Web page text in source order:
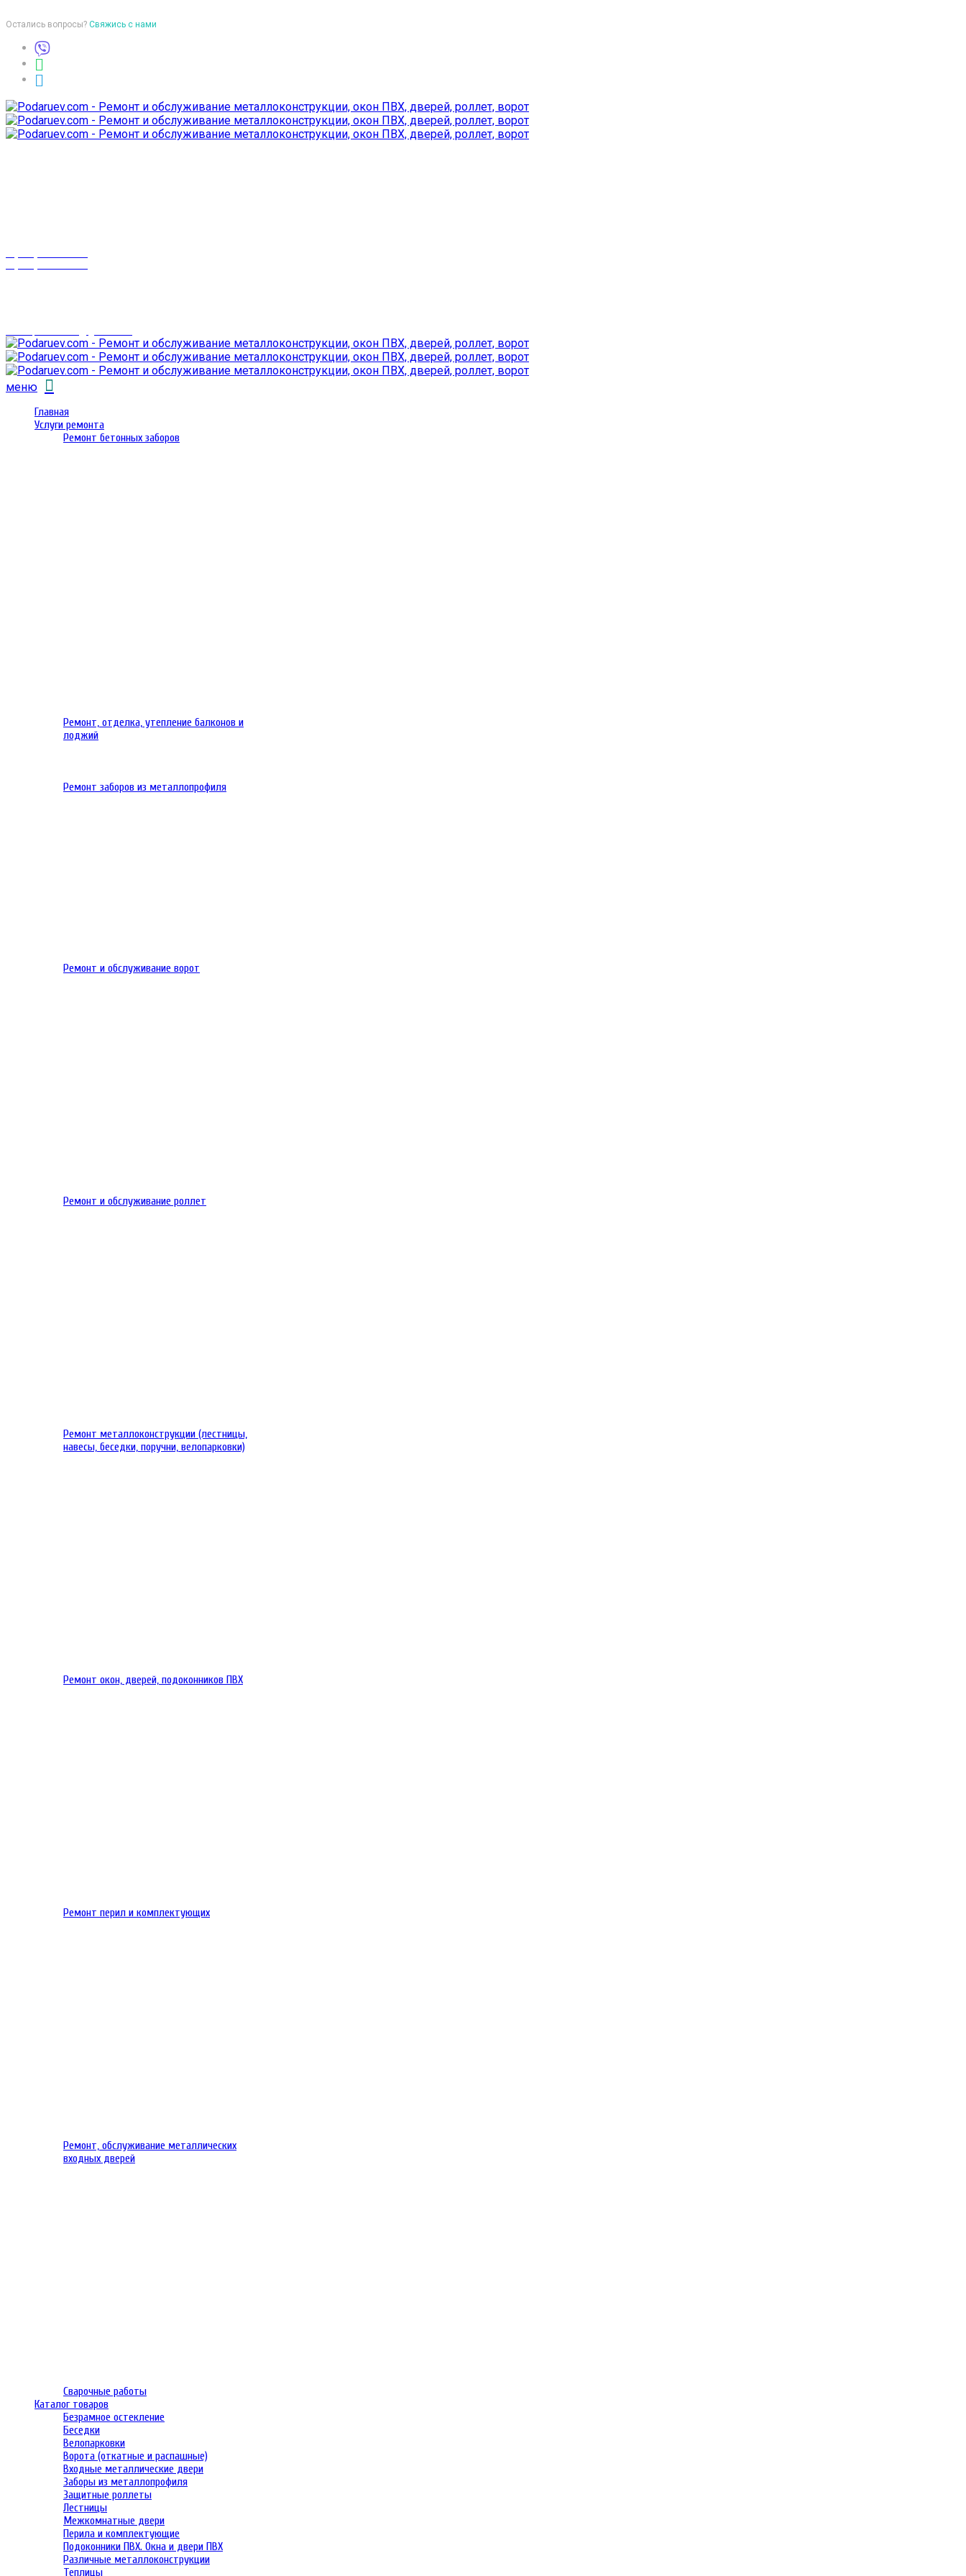
Остались вопросы? Свяжись с нами
меню
Главная
Услуги ремонта
Ремонт бетонных заборов
Ремонт, отделка, утепление балконов и
лоджий
Ремонт заборов из металлопрофиля
Ремонт и обслуживание ворот
Ремонт и обслуживание роллет
Ремонт металлоконструкции (лестницы,
навесы, беседки, поручни, велопарковки)
Ремонт окон, дверей, подоконников ПВХ
Ремонт перил и комплектующих
Ремонт, обслуживание металлических
входных дверей
Сварочные работы
Каталог товаров
Безрамное остекление
Беседки
Велопарковки
Ворота (откатные и распашные)
Входные металлические двери
Заборы из металлопрофиля
Защитные роллеты
Лестницы
Межкомнатные двери
Перила и комплектующие
Подоконники ПВХ. Окна и двери ПВХ
Различные металлоконструкции
Теплицы